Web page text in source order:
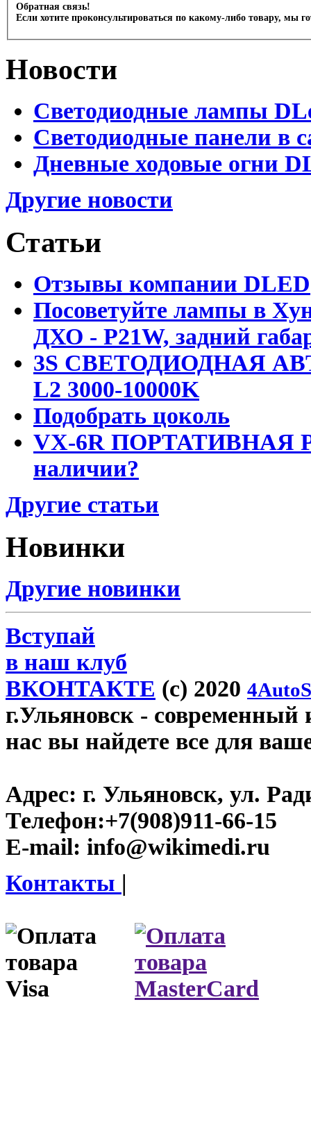
Обратная связь!
Если хотите проконсультироваться по какому-либо товару, мы
Новости
Светодиодные лампы
Светодиодные панели в
Дневные ходовые огни
Другие новости
Статьи
Отзывы компании DLED
Посоветуйте лампы в
ДХО - P21W, задний
3S СВЕТОДИОДНАЯ
L2 3000-10000K
Подобрать цоколь
VX-6R ПОРТАТИВНАЯ
наличии?
Другие статьи
Новинки
Другие новинки
Вступай
в наш клуб
ВКОНТАКТЕ (c) 2020
г.Ульяновск - современный
нас вы найдете все для
Адрес: г. Ульяновск, ул.
Телефон:+7(908)911-66-15
E-mail: info@wikimedi.ru
Контакты |